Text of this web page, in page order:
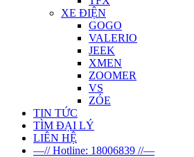
XE ĐIỆN
GOGO
VALERIO
JEEK
XMEN
ZOOMER
VS
ZÓE
TIN TỨC
TÌM ĐẠI LÝ
LIÊN HỆ
—// Hotline: 18006839 //—